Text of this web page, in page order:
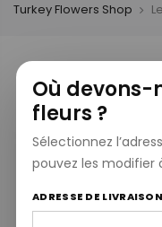
Où devons-
fleurs ?
Sélectionnez
pouvez les modifier
ADRESSE DE LIVRAISON
Turkey Flowers Shop